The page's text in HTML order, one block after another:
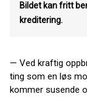
Bildet kan fritt
kreditering.
— Ved kraftig
ting som en løs
kommer susende